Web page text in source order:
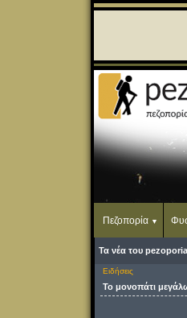
Πεζοπορία
Τα νέα του
Ειδήσεις
Το μονοπάτι